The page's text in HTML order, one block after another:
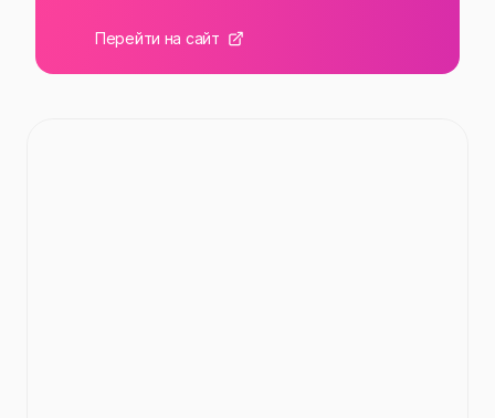
Перейти на сайт